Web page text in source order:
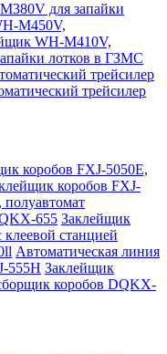
для запайки
M450V,
WH-M410V,
лотков в ГЗМС
трейсилер
трейсилер
коробов FXJ-5050E,
коробов FXJ-
655 Заклейщик
станцией
Автоматическая линия
555H Заклейщик
коробов DQKX-